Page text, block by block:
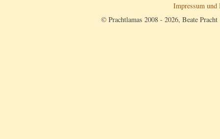
Impressum und
© Prachtlamas 2008 - 2026, Beate Pracht